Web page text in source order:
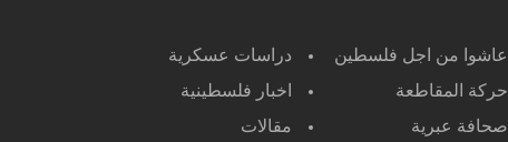
عاشوا من اجل فلسطين
دراسات عسكرية
حركة المقاطعة
اخبار فلسطينية
صحافة عبرية مقالات